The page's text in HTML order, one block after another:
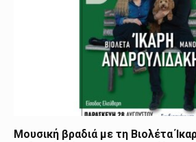
Μουσική βραδιά με τη Βιολέτα